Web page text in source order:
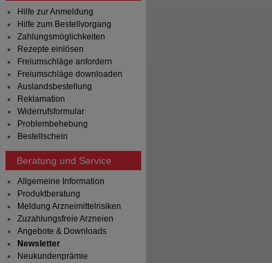
Hilfe zur Anmeldung
Hilfe zum Bestellvorgang
Zahlungsmöglichkeiten
Rezepte einlösen
Freiumschläge anfordern
Freiumschläge downloaden
Auslandsbestellung
Reklamation
Widerrufsformular
Problembehebung
Bestellschein
Beratung und Service
Allgemeine Information
Produktberatung
Meldung Arzneimittelrisiken
Zuzahlungsfreie Arzneien
Angebote & Downloads
Newsletter
Neukundenprämie